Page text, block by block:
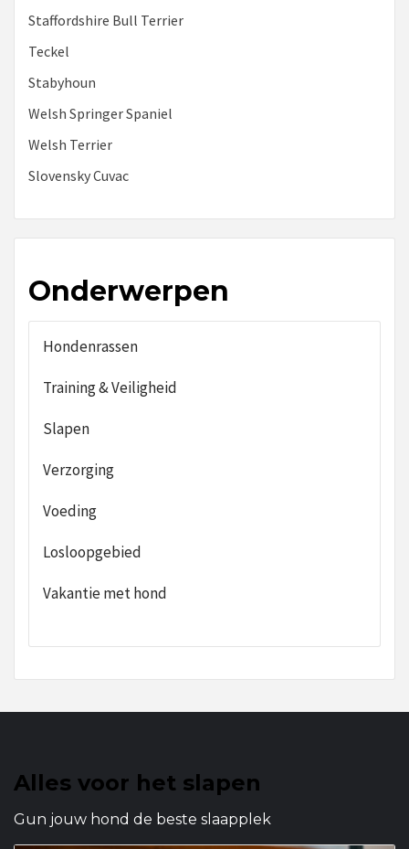
Staffordshire Bull Terrier
Teckel
Stabyhoun
Welsh Springer Spaniel
Welsh Terrier
Slovensky Cuvac
Onderwerpen
Hondenrassen
Training & Veiligheid
Slapen
Verzorging
Voeding
Losloopgebied
Vakantie met hond
Alles voor het slapen
Gun jouw hond de beste slaapplek